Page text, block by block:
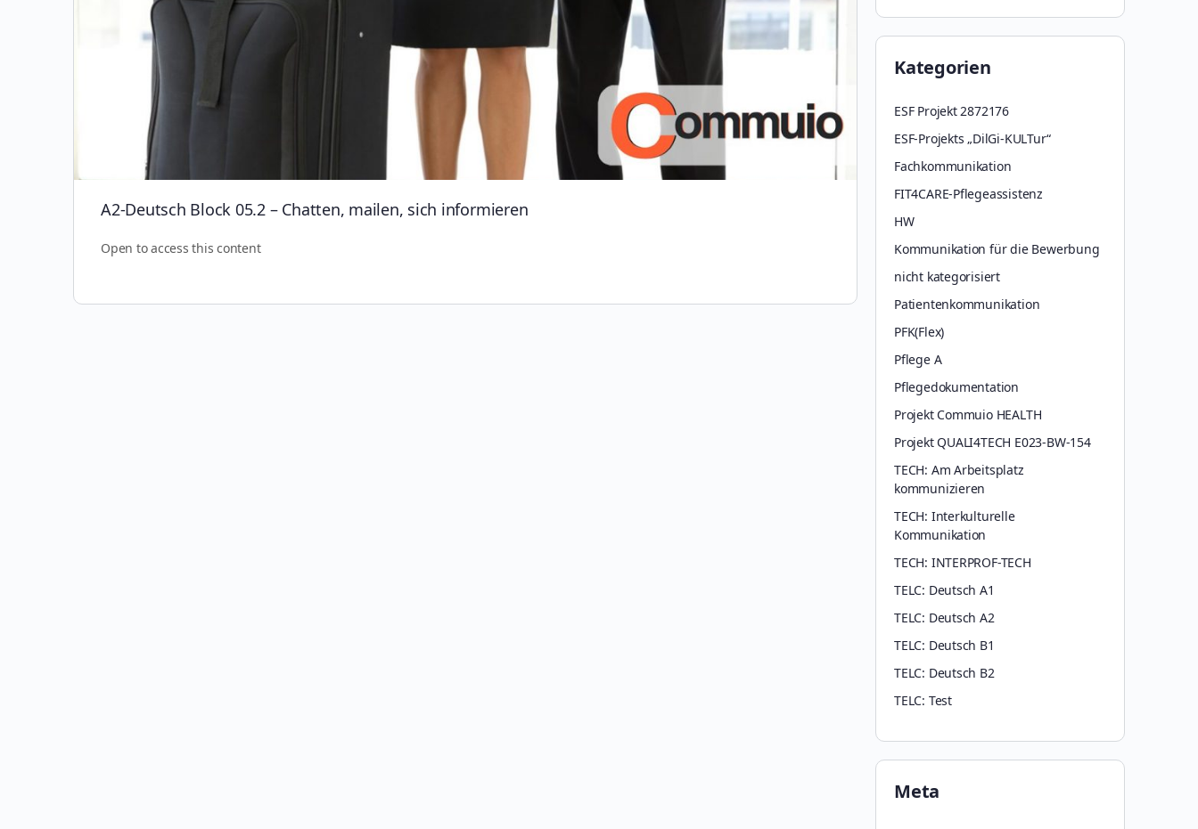
A2-Deutsch Block 05.2 – Chatten, mailen, sich informieren
Open to access this content
Kategorien
ESF Projekt 2872176
ESF-Projekts „DilGi-KULTur“
Fachkommunikation
FIT4CARE-Pflegeassistenz
HW
Kommunikation für die Bewerbung
nicht kategorisiert
Patientenkommunikation
PFK(Flex)
Pflege A
Pflegedokumentation
Projekt Commuio HEALTH
Projekt QUALI4TECH E023-BW-154
TECH: Am Arbeitsplatz
kommunizieren
TECH: Interkulturelle
Kommunikation
TECH: INTERPROF-TECH
TELC: Deutsch A1
TELC: Deutsch A2
TELC: Deutsch B1
TELC: Deutsch B2
TELC: Test
Meta